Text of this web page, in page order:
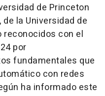
de Princeton
de la Universidad de
reconocidos con el
por
fundamentales que
con redes
ha informado este